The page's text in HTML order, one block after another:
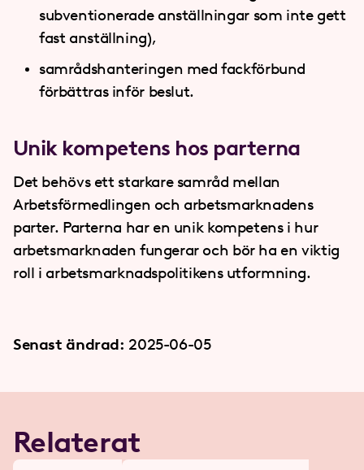
subventionerade anställningar som inte gett
fast anställning),
samrådshanteringen med fackförbund
förbättras inför beslut.
Unik kompetens hos parterna
Det behövs ett starkare samråd mellan
Arbetsförmedlingen och arbetsmarknadens
parter. Parterna har en unik kompetens i hur
arbetsmarknaden fungerar och bör ha en viktig
roll i arbetsmarknadspolitikens utformning.
Senast ändrad: 2025-06-05
Relaterat